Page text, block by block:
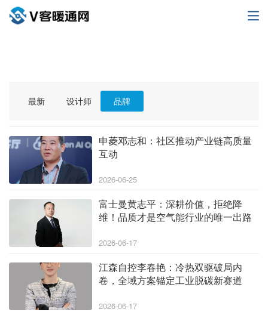
最新 设计师 品牌
申菱邓志和：社区推动产业链高质量
互动
2026-06-25
富士曼黄志平：深耕价值，拒绝降
维！品质才是空气能行业的唯一出路
2026-06-17
江森自控李春艳：冷热双驱破局内
卷，全域方案锚定工业脱碳新赛道
2026-06-17